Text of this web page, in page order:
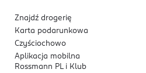
Znajdź drogerię
Karta podarunkowa
Czyściochowo
Aplikacja mobilna
Rossmann PL i Klub